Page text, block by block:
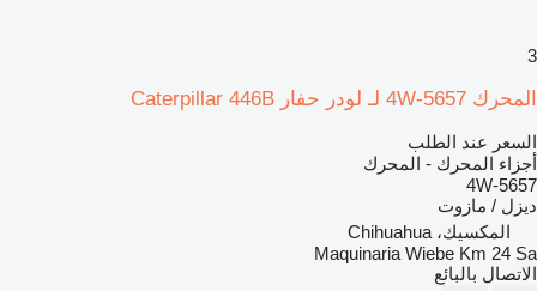
3
المحرك 4W-5657 لـ لودر حفار Caterpillar 446B
السعر عند الطلب
أجزاء المحرك - المحرك
4W-5657
ديزل / مازوت
المكسيك، Chihuahua
Maquinaria Wiebe Km 24 Sa
الاتصال بالبائع